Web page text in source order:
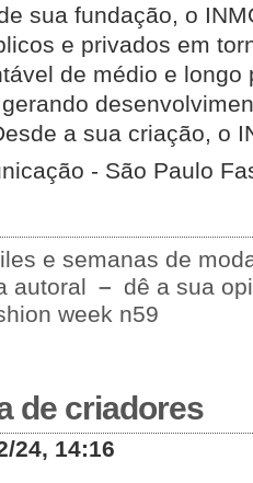
sua fundação, o
e privados em
de médio e longo
a sua criação, o
- São Paulo
e semanas de
autoral – dê a sua
week n59
de criadores
24, 14:16